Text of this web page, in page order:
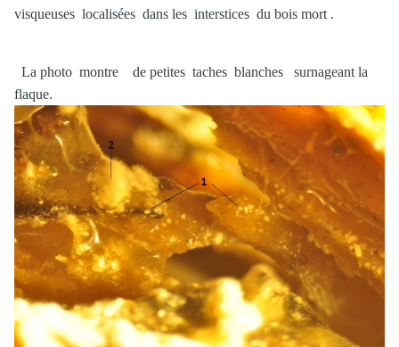
visqueuses localisées dans les interstices du bois mort .
La photo montre de petites taches blanches surnageant la
flaque.